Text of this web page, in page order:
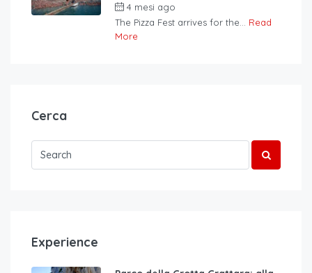
4 mesi ago
The Pizza Fest arrives for the... Read
More
Cerca
Experience